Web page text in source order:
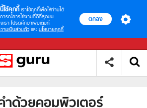
ใช้คุกกี้ เราใช้คุกกี้เพื่อให้ท่านได้
ารณ์การใช้งานที่ดีที่สุดบน
งเรา โปรดศึกษาเพิ่มเติมที่
ามเป็นส่วนตัว และ นโยบายคุกกี้
ตกลง